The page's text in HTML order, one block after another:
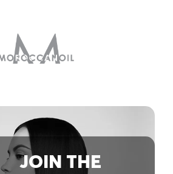
Balancing Wash 250ml
Hair Resort 150ml
JOIN THE